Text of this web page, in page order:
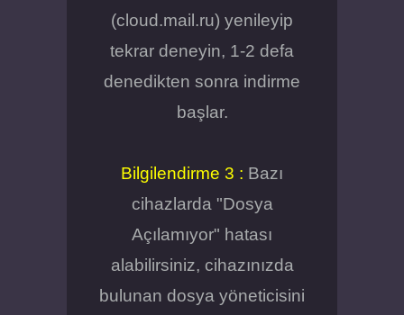
(cloud.mail.ru) yenileyip
tekrar deneyin, 1-2 defa
denedikten sonra indirme
başlar.
Bilgilendirme 3 : Bazı
cihazlarda "Dosya
Açılamıyor" hatası
alabilirsiniz, cihazınızda
bulunan dosya yöneticisini